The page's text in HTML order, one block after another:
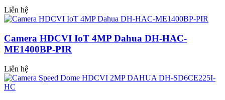
Liên hệ
Camera HDCVI IoT 4MP Dahua DH-HAC-
ME1400BP-PIR
Liên hệ